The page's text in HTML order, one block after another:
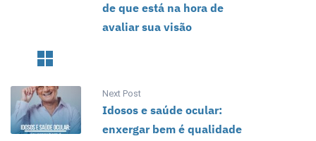
de que está na hora de
avaliar sua visão
Next Post
Idosos e saúde ocular:
enxergar bem é qualidade